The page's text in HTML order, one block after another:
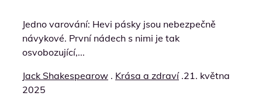
Jedno varování: Hevi pásky jsou nebezpečně
návykové. První nádech s nimi je tak
osvobozující,...
Jack Shakespearow . Krása a zdraví .21. května
2025